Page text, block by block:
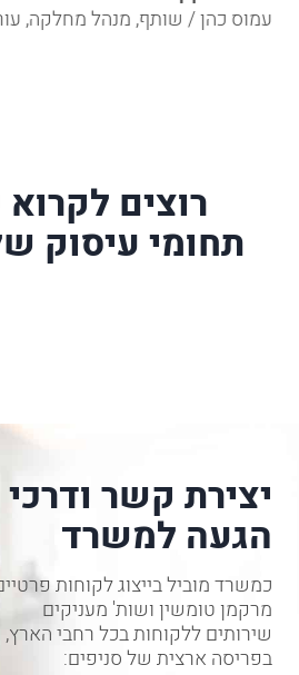
עמוס כהן / שותף, מנהל מחלקה,
רוצים
תחומי עיסוק
יצירת קשר ודרכי
הגעה למשרד
כמשרד מוביל בייצוג לקוחות
מרקמן טומשין ושות' מעניקים
שירותים ללקוחות בכל רחבי הארץ,
בפריסה ארצית של סניפים: